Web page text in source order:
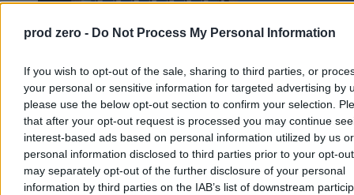
prod zero - Do Not Process My Personal Information
If you wish to opt-out of the sale, sharing to third parties, or
your personal or sensitive information for targeted advertising by
please use the below opt-out section to confirm your selection.
that after your opt-out request is processed you may continue
interest-based ads based on personal information utilized by us or
personal information disclosed to third parties prior to your opt-
may separately opt-out of the further disclosure of your personal
information by third parties on the IAB’s list of downstream
Volkswagen tonie na oczach właścicieli.
Rodziny Porsche i Piëch, kontrolujące największych udziałowców
Volskwagena, tracą cierpliwość i żądają natychmiastowych działań
naprawczych w koncernie. Niemiecki gigant tonie, a na szali ważą
się losy aż 100 tysięcy pracowników. Koncern planuje drastyczne
zwolnienia, by przetrwać morderczą wojnę cenową z Chinami i
uratować topniejące zyski.